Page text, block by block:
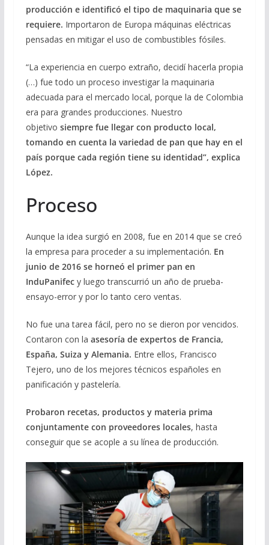
producción e identificó el tipo de maquinaria que se
requiere. Importaron de Europa máquinas eléctricas
pensadas en mitigar el uso de combustibles fósiles.
“La experiencia en cuerpo extraño, decidí hacerla propia
(…) fue todo un proceso investigar la maquinaria
adecuada para el mercado local, porque la de Colombia
era para grandes producciones. Nuestro
objetivo siempre fue llegar con producto local,
tomando en cuenta la variedad de pan que hay en el
país porque cada región tiene su identidad”, explica
López.
Proceso
Aunque la idea surgió en 2008, fue en 2014 que se creó
la empresa para proceder a su implementación. En
junio de 2016 se horneó el primer pan en
InduPanifec y luego transcurrió un año de prueba-
ensayo-error y por lo tanto cero ventas.
No fue una tarea fácil, pero no se dieron por vencidos.
Contaron con la asesoría de expertos de Francia,
España, Suiza y Alemania. Entre ellos, Francisco
Tejero, uno de los mejores técnicos españoles en
panificación y pastelería.
Probaron recetas, productos y materia prima
conjuntamente con proveedores locales, hasta
conseguir que se acople a su línea de producción.